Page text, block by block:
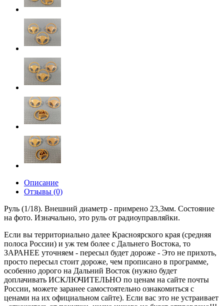
Описание
Отзывы (0)
Руль (1/18). Внешний диаметр - примрено 23,3мм. Состояние
на фото. Изначально, это руль от радиоуправляйки.
Если вы территориально далее Красноярского края (средняя
полоса России) и уж тем более с Дальнего Востока, то
ЗАРАНЕЕ уточняем - пересыл будет дороже - Это не прихоть,
просто пересыл стоит дороже, чем прописано в программе,
особенно дорого на Дальний Восток (нужно будет
доплачивать ИСКЛЮЧИТЕЛЬНО по ценам на сайте почты
России, можете заранее самостоятельно ознакомиться с
ценами на их официальном сайте). Если вас это не устраивает